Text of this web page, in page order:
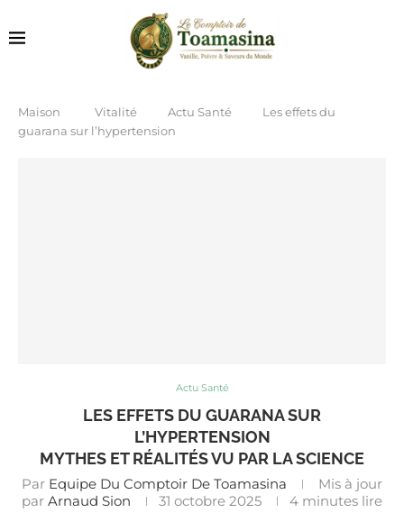
Maison Vitalité Actu Santé
Les effets du
guarana sur l’hypertension
Actu Santé
LES EFFETS DU GUARANA SUR
L’HYPERTENSION
MYTHES ET RÉALITÉS VU PAR LA SCIENCE
Par Equipe Du Comptoir De Toamasina
Mis à jour
par Arnaud Sion 31 octobre 2025 4 minutes lire